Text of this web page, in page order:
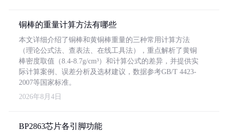
铜棒的重量计算方法有哪些
本文详细介绍了铜棒和黄铜棒重量的三种常用计算方法
（理论公式法、查表法、在线工具法），重点解析了黄铜
棒密度取值（8.4-8.7g/cm³）和计算公式的差异，并提供实
际计算案例、误差分析及选材建议，数据参考GB/T 4423-
2007等国家标准。
2026年8月4日
BP2863芯片各引脚功能